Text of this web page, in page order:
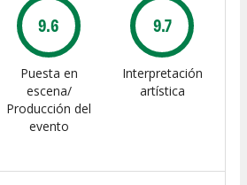
9.6
Puesta en
escena/
Producción del
evento
9.7
Interpretación
artística